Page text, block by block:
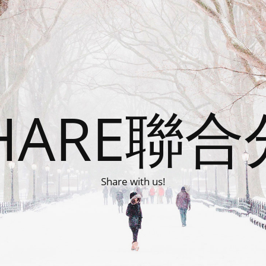
聯
Share with us!